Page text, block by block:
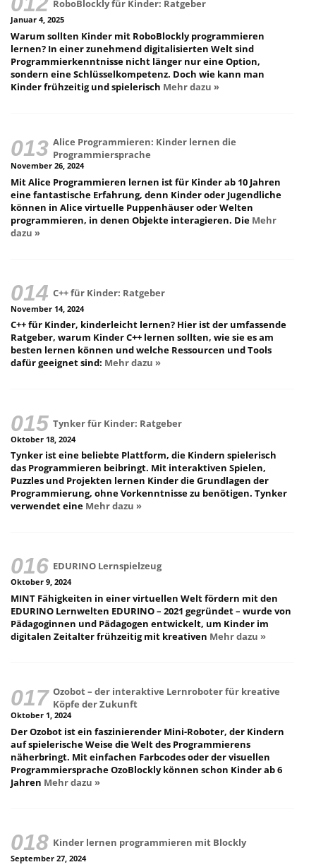
RoboBlockly für Kinder: Ratgeber
Januar 4, 2025
Warum sollten Kinder mit RoboBlockly programmieren
lernen? In einer zunehmend digitalisierten Welt sind
Programmierkenntnisse nicht länger nur eine Option,
sondern eine Schlüsselkompetenz. Doch wie kann man
Kinder frühzeitig und spielerisch Mehr dazu »
Alice Programmieren: Kinder lernen die
Programmiersprache
November 26, 2024
Mit Alice Programmieren lernen ist für Kinder ab 10 Jahren
eine fantastische Erfahrung, denn Kinder oder Jugendliche
können in Alice virtuelle Puppenhäuser oder Welten
programmieren, in denen Objekte interagieren. Die Mehr
dazu »
C++ für Kinder: Ratgeber
November 14, 2024
C++ für Kinder, kinderleicht lernen? Hier ist der umfassende
Ratgeber, warum Kinder C++ lernen sollten, wie sie es am
besten lernen können und welche Ressourcen und Tools
dafür geeignet sind: Mehr dazu »
Tynker für Kinder: Ratgeber
Oktober 18, 2024
Tynker ist eine beliebte Plattform, die Kindern spielerisch
das Programmieren beibringt. Mit interaktiven Spielen,
Puzzles und Projekten lernen Kinder die Grundlagen der
Programmierung, ohne Vorkenntnisse zu benötigen. Tynker
verwendet eine Mehr dazu »
EDURINO Lernspielzeug
Oktober 9, 2024
MINT Fähigkeiten in einer virtuellen Welt fördern mit den
EDURINO Lernwelten EDURINO – 2021 gegründet – wurde von
Pädagoginnen und Pädagogen entwickelt, um Kinder im
digitalen Zeitalter frühzeitig mit kreativen Mehr dazu »
Ozobot – der interaktive Lernroboter für kreative
Köpfe der Zukunft
Oktober 1, 2024
Der Ozobot ist ein faszinierender Mini-Roboter, der Kindern
auf spielerische Weise die Welt des Programmierens
näherbringt. Mit einfachen Farbcodes oder der visuellen
Programmiersprache OzoBlockly können schon Kinder ab 6
Jahren Mehr dazu »
Kinder lernen programmieren mit Blockly
September 27, 2024